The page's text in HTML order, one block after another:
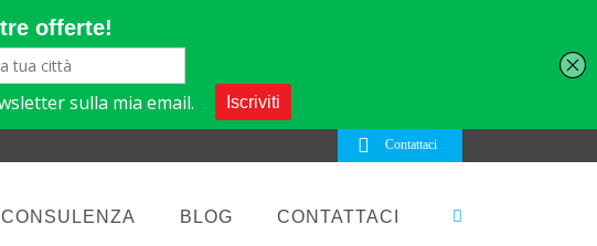
Contattaci
CONSULENZA BLOG CONTATTACI